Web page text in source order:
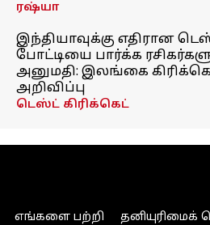
ரஷ்யா
இந்தியாவுக்கு எதிரான
போட்டியை பார்க்க
அனுமதி: இலங்கை
அறிவிப்பு
டெஸ்ட் கிரிக்கெட்
எங்களை பற்றி